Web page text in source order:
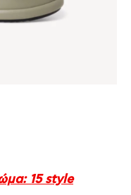
15 style